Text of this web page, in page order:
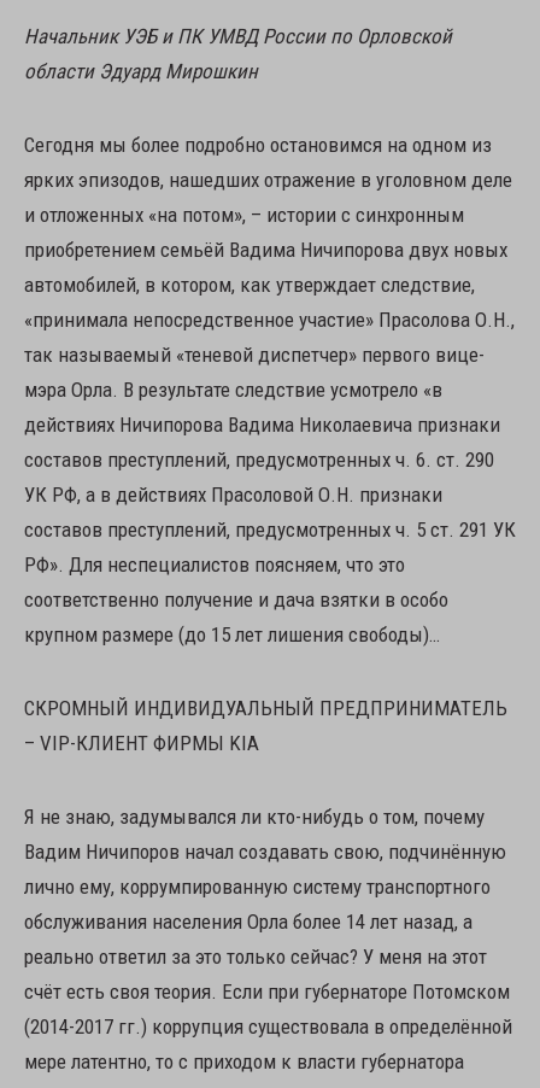
Начальник УЭБ и ПК УМВД России по Орловской
области Эдуард Мирошкин
Сегодня мы более подробно остановимся на одном из
ярких эпизодов, нашедших отражение в уголовном деле
и отложенных «на потом», – истории с синхронным
приобретением семьёй Вадима Ничипорова двух новых
автомобилей, в котором, как утверждает следствие,
«принимала непосредственное участие» Прасолова О.Н.,
так называемый «теневой диспетчер» первого вице-
мэра Орла. В результате следствие усмотрело «в
действиях Ничипорова Вадима Николаевича признаки
составов преступлений, предусмотренных ч. 6. ст. 290
УК РФ, а в действиях Прасоловой О.Н. признаки
составов преступлений, предусмотренных ч. 5 ст. 291 УК
РФ». Для неспециалистов поясняем, что это
соответственно получение и дача взятки в особо
крупном размере (до 15 лет лишения свободы)…
СКРОМНЫЙ ИНДИВИДУАЛЬНЫЙ ПРЕДПРИНИМАТЕЛЬ
– VIP-КЛИЕНТ ФИРМЫ KIA
Я не знаю, задумывался ли кто-нибудь о том, почему
Вадим Ничипоров начал создавать свою, подчинённую
лично ему, коррумпированную систему транспортного
обслуживания населения Орла более 14 лет назад, а
реально ответил за это только сейчас? У меня на этот
счёт есть своя теория. Если при губернаторе Потомском
(2014-2017 гг.) коррупция существовала в определённой
мере латентно, то с приходом к власти губернатора